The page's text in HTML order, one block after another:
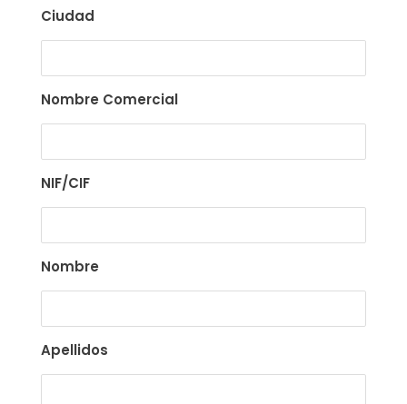
Ciudad
Nombre Comercial
NIF/CIF
Nombre
Apellidos